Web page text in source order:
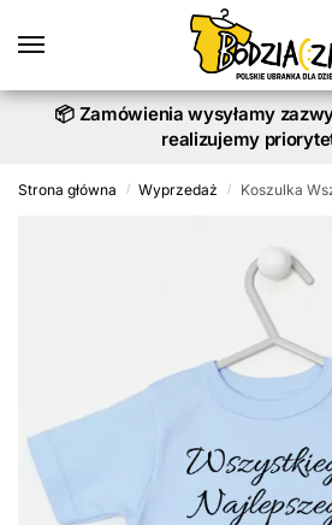
📦 Zamówienia wysyłamy
realizujemy
Strona główna / Wyprzedaż / Koszulka Wszystkiego